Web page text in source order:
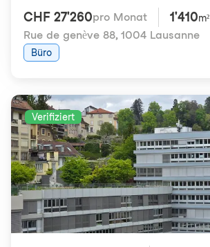
CHF 27'260pro Monat 1'410m²
Rue de genève 88, 1004 Lausanne
Büro
Verifiziert